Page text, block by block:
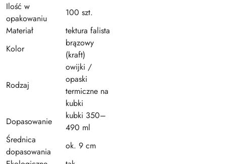
Ilość w
opakowaniu
100 szt.
Materiał
tektura falista
Kolor
brązowy
(kraft)
Rodzaj
owijki /
opaski
termiczne na
kubki
Dopasowanie
kubki 350–
490 ml
Średnica
dopasowania
ok. 9 cm